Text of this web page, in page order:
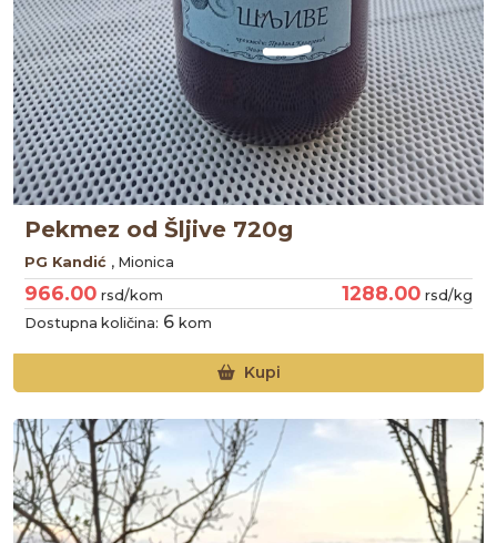
Pekmez od Šljive 720g
PG Kandić , Mionica
966.00 rsd/kom 1288.00 rsd/kg
Dostupna količina: 6 kom
Kupi